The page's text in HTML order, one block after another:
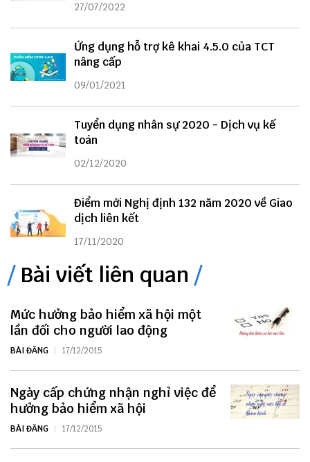
27/07/2022
Ứng dụng hỗ trợ kê khai 4.5.0 của TCT
nâng cấp
09/01/2021
Tuyển dụng nhân sự 2020 - Dịch vụ kế
toán
02/12/2020
Điểm mới Nghị định 132 năm 2020 về Giao
dịch liên kết
17/11/2020
Bài viết liên quan
Mức hưởng bảo hiểm xã hội một
lần đối cho người lao động
BÀI ĐĂNG 17/12/2015
Ngày cấp chứng nhận nghỉ việc để
hưởng bảo hiểm xã hội
BÀI ĐĂNG 17/12/2015